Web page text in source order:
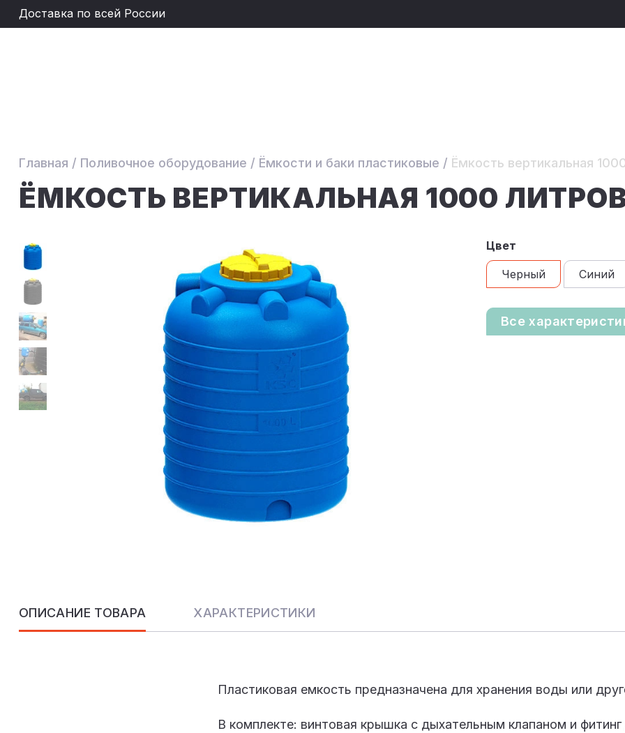
Доставка по всей России
Главная / Поливочное оборудование / Ёмкости и баки пластиковые / Ёмкость вертикальная
ЁМКОСТЬ ВЕРТИКАЛЬНАЯ 1000
Цвет
Черный Синий
Все
ОПИСАНИЕ ТОВАРА ХАРАКТЕРИСТИКИ
Пластиковая емкость предназначена для хранения воды или
В комплекте: винтовая крышка с дыхательным клапаном и фитинг